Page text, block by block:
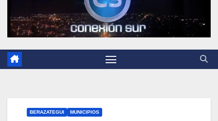
BERAZATEGUI MUNICIPIOS